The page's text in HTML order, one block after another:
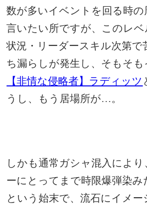
数が多いイベントを回る時
言いたい所ですが、このレ
状況・リーダースキル次第で
ち漏らしが発生し、そもそ
【非情な侵略者】ラディッツ
うし、もう居場所が…。
しかも通常ガシャ混入によ
ーにとってまで時限爆弾染み
という始末で、流石にイメー